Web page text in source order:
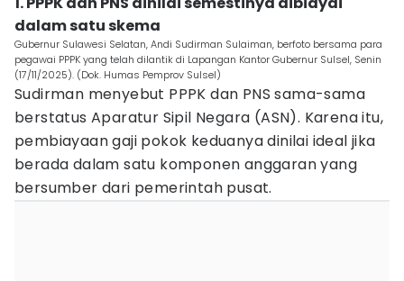
dalam satu skema
Gubernur Sulawesi Selatan, Andi Sudirman Sulaiman, berfoto bersama para
pegawai PPPK yang telah dilantik di Lapangan Kantor Gubernur Sulsel, Senin
(17/11/2025). (Dok. Humas Pemprov Sulsel)
Sudirman menyebut PPPK dan PNS sama-sama
berstatus Aparatur Sipil Negara (ASN). Karena itu,
pembiayaan gaji pokok keduanya dinilai ideal jika
berada dalam satu komponen anggaran yang
bersumber dari pemerintah pusat.